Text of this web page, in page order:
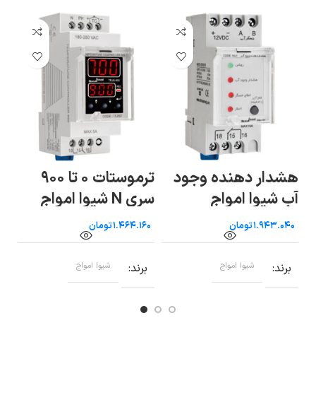
ترموستات ۰ تا ۹۰۰
سری N شیوا امواج
تومان
برند شیوا امواج
ترموستات تابلویی فن
سری M
تومان
برند شیوا امواج